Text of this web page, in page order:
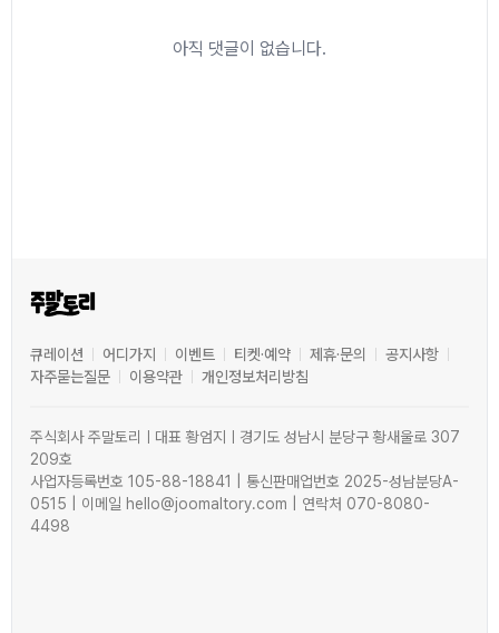
아직 댓글이 없습니다.
큐레이션 어디가지 이벤트 티켓·예약 제휴·문의
공지사항
자주묻는질문
이용약관 개인정보처리방침
주식회사 주말토리ㅣ대표 황엄지ㅣ경기도 성남시 분당구 황새울로 307
209호
사업자등록번호 105-88-18841 | 통신판매업번호 2025-성남분당A-
0515 | 이메일 hello@joomaltory.com | 연락처 070-8080-
4498